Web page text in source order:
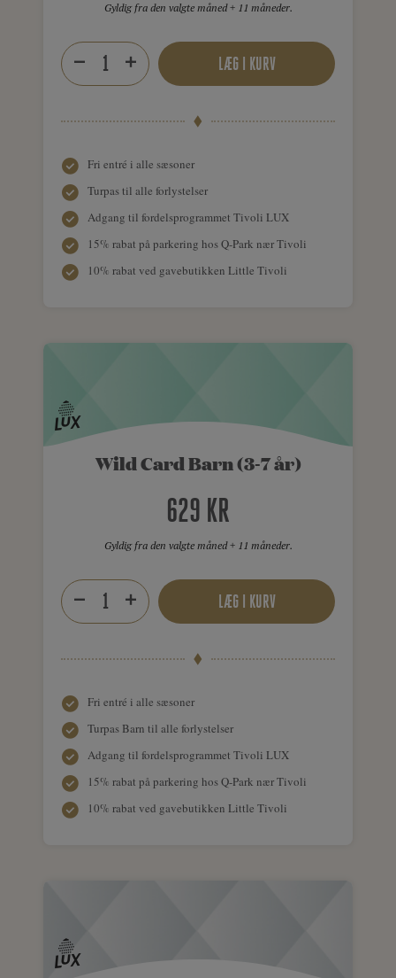
Gyldig fra den valgte måned + 11 måneder.
LÆG I KURV
Fri entré i alle sæsoner
Turpas til alle forlystelser
Adgang til fordelsprogrammet Tivoli LUX
15% rabat på parkering hos Q-Park nær Tivoli
10% rabat ved gavebutikken Little Tivoli
Wild Card Barn (3-7 år)
629 KR
Gyldig fra den valgte måned + 11 måneder.
LÆG I KURV
Fri entré i alle sæsoner
Turpas Barn til alle forlystelser
Adgang til fordelsprogrammet Tivoli LUX
15% rabat på parkering hos Q-Park nær Tivoli
10% rabat ved gavebutikken Little Tivoli